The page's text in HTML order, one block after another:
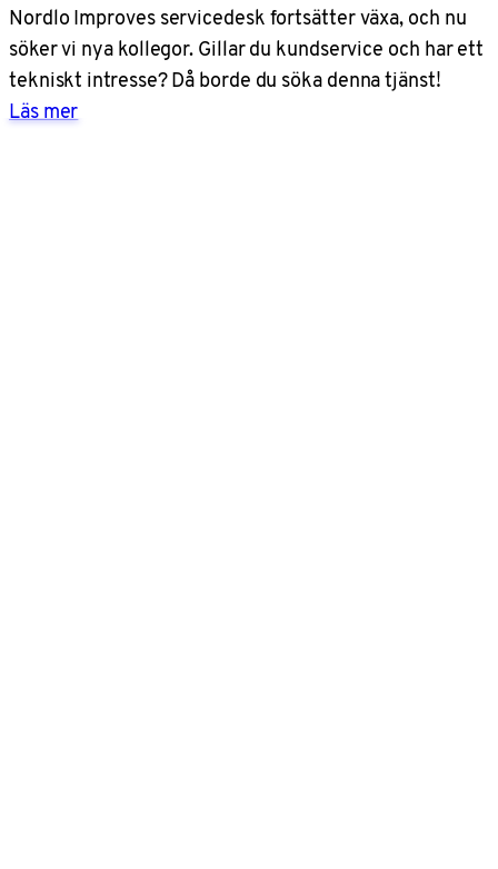
Nordlo Improves servicedesk fortsätter växa, och nu
söker vi nya kollegor. Gillar du kundservice och har ett
tekniskt intresse? Då borde du söka denna tjänst!
Läs mer